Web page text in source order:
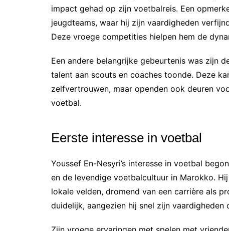
impact gehad op zijn voetbalreis. Een
jeugdteams, waar hij zijn vaardigheden
Deze vroege competities hielpen hem de
Een andere belangrijke gebeurtenis was zijn
talent aan scouts en coaches toonde. Deze
zelfvertrouwen, maar openden ook deuren
voetbal.
Eerste interesse in voetbal
Youssef En-Nesyri’s interesse in voetbal
en de levendige voetbalcultuur in Marokko.
lokale velden, dromend van een carrière als
duidelijk, aangezien hij snel zijn vaardigheden